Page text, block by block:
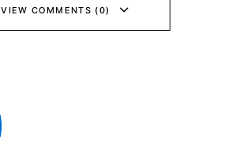
VIEW COMMENTS (0)